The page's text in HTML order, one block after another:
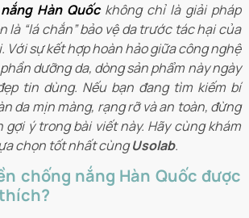
Hàn Quốckhông chỉ là giải pháp
là “lá chắn” bảo vệ da trước tác hại của
Với sự kết hợp hoàn hảo giữa công nghệ
dưỡng da, dòng sản phẩm này ngày
tin dùng. Nếu bạn đang tìm kiếm bí
da mịn màng, rạng rỡ và an toàn, đừng
gợi ý trong bài viết này. Hãy cùng khám
chọn tốt nhất cùngUsolab.
chống nắng Hàn Quốc được